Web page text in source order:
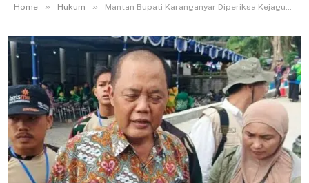
Home » Hukum » Mantan Bupati Karanganyar Diperiksa Kejagung: Dugaan Korupsi Masjid Agung Madaniyah